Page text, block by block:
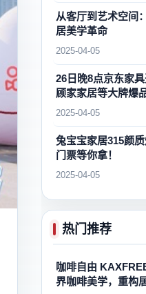
从客厅到艺术空间
居美学革命
2025-04-05
26日晚8点京东家具
顾家家居等大牌爆
2025-04-05
兔宝宝家居315颜
门票等你拿！
2025-04-05
热门推荐
咖啡自由
界咖啡美学，重构